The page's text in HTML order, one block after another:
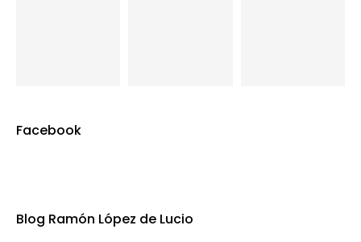
Facebook
Blog Ramón López de Lucio